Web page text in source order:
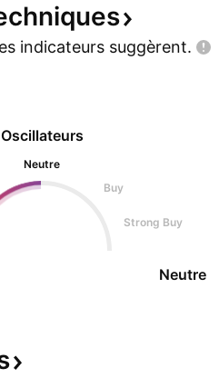
indicateurs suggèrent.
Oscillateurs
Neutre
Buy
Strong Buy
Neutre